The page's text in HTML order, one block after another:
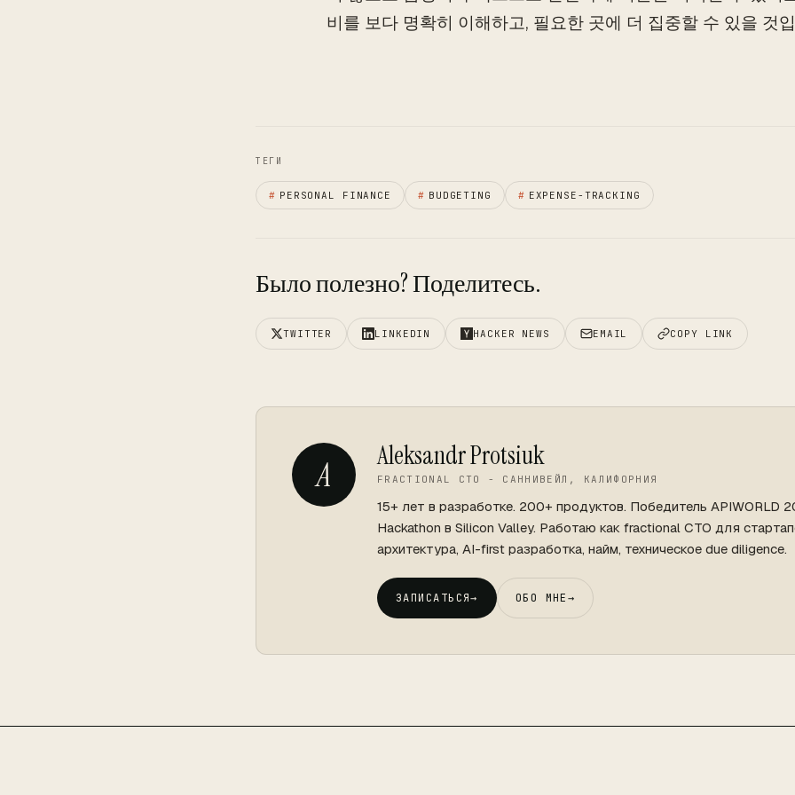
비를 보다 명확히 이해하고, 필요한 곳에 더 집중할 수 있을 것
ТЕГИ
# PERSONAL FINANCE # BUDGETING # EXPENSE-TRACKING
Было полезно? Поделитесь.
TWITTER LINKEDIN HACKER NEWS EMAIL COPY LINK
A Aleksandr Protsiuk
FRACTIONAL CTO - САННИВЕЙЛ, КАЛИФОРНИЯ
15+ лет в разработке. 200+ продуктов. Победитель APIWORLD
Hackathon в Silicon Valley. Работаю как fractional CTO для
архитектура, AI-first разработка, найм, техническое due diligence.
ЗАПИСАТЬСЯ→ ОБО МНЕ→